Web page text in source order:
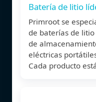
Batería de litio
Primroot se
de baterías de
de
eléctricas
Cada producto